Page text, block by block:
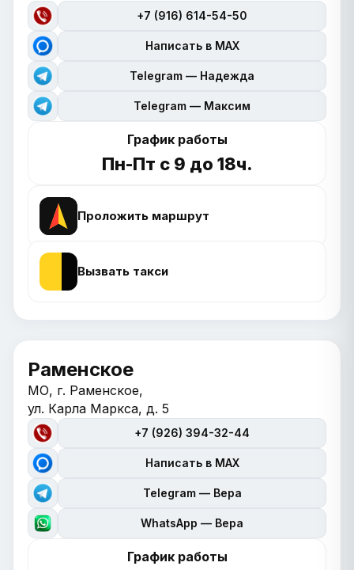
+7 (916) 614-54-50
Написать в MAX
Telegram — Надежда
Telegram — Максим
График работы
Пн-Пт с 9 до 18ч.
Проложить маршрут
Вызвать такси
Раменское
МО, г. Раменское,
ул. Карла Маркса, д. 5
+7 (926) 394-32-44
Написать в MAX
Telegram — Вера
WhatsApp — Вера
График работы